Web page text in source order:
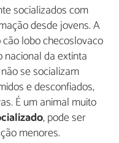
socializados com
desde jovens. A
lobo checoslovaco
da extinta
se socializam
e desconfiados,
É um animal muito
, pode ser
menores.